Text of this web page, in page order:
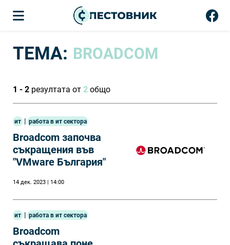
ТЕМА: BROADCOM
1 - 2 резултата от 2 общо
ит | работа в ит сектора
Broadcom започва
съкращения във
"VMware България"
14 дек. 2023 | 14:00
ит | работа в ит сектора
Broadcom